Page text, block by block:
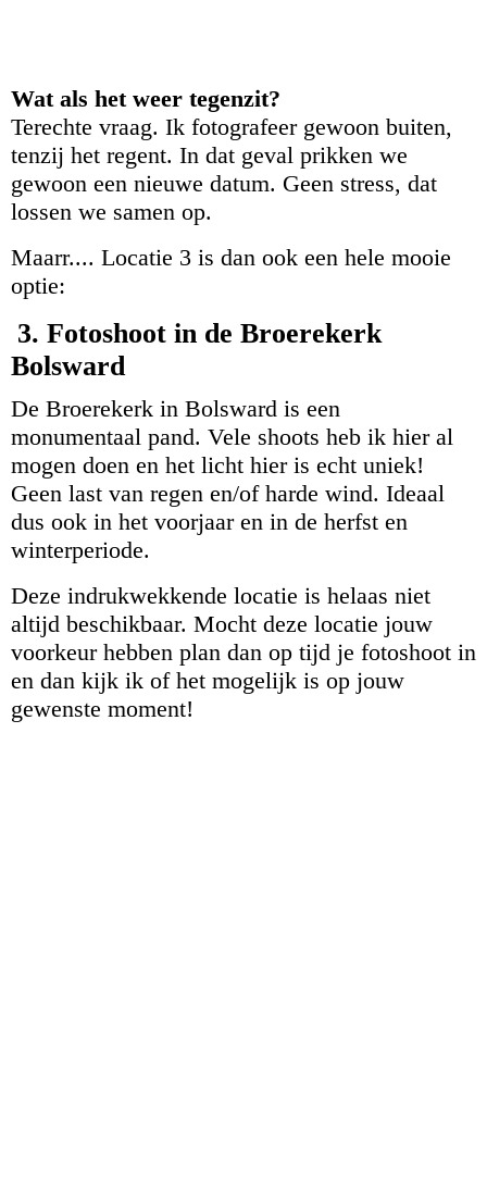
Wat als het weer tegenzit?
Terechte vraag. Ik fotografeer gewoon buiten,
tenzij het regent. In dat geval prikken we
gewoon een nieuwe datum. Geen stress, dat
lossen we samen op.
Maarr.... Locatie 3 is dan ook een hele mooie
optie:
3. Fotoshoot in de Broerekerk
Bolsward
De Broerekerk in Bolsward is een
monumentaal pand. Vele shoots heb ik hier al
mogen doen en het licht hier is echt uniek!
Geen last van regen en/of harde wind. Ideaal
dus ook in het voorjaar en in de herfst en
winterperiode.
Deze indrukwekkende locatie is helaas niet
altijd beschikbaar. Mocht deze locatie jouw
voorkeur hebben plan dan op tijd je fotoshoot in
en dan kijk ik of het mogelijk is op jouw
gewenste moment!